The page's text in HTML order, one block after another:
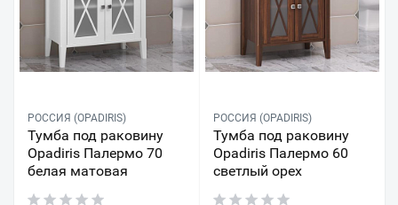
РОССИЯ (OPADIRIS)
Тумба под раковину
Opadiris Палермо 70
белая матовая
РОССИЯ (OPADIRIS)
Тумба под раковину
Opadiris Палермо 60
светлый орех